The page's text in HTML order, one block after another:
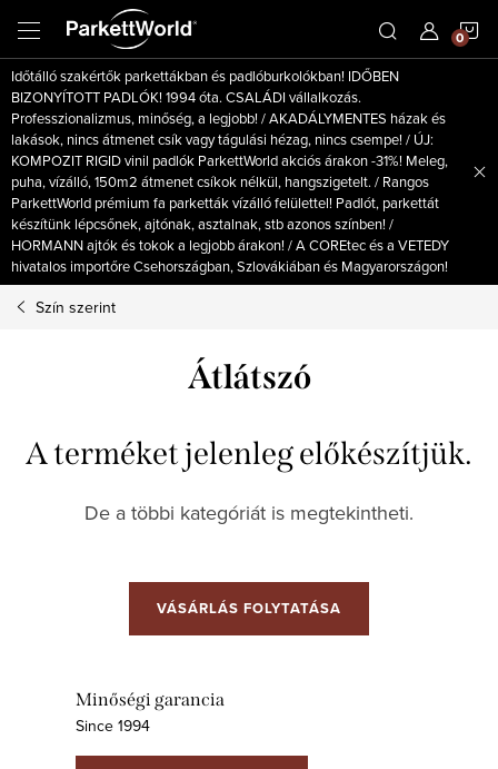
fő
tartalomhoz
Időtálló szakértők parkettákban és padlóburkolókban! IDŐBEN
BIZONYÍTOTT PADLÓK! 1994 óta. CSALÁDI vállalkozás.
Professzionalizmus, minőség, a legjobb! / AKADÁLYMENTES házak és
lakások, nincs átmenet csík vagy tágulási hézag, nincs csempe! / ÚJ:
KOMPOZIT RIGID vinil padlók ParkettWorld akciós árakon -31%! Meleg,
puha, vízálló, 150m2 átmenet csíkok nélkül, hangszigetelt. / Rangos
ParkettWorld prémium fa parketták vízálló felülettel! Padlót, parkettát
készítünk lépcsőnek, ajtónak, asztalnak, stb azonos színben! /
HORMANN ajtók és tokok a legjobb árakon! / A COREtec és a VETEDY
hivatalos importőre Csehországban, Szlovákiában és Magyarországon!
Szín szerint
Átlátszó
A terméket jelenleg előkészítjük.
De a többi kategóriát is megtekintheti.
VÁSÁRLÁS FOLYTATÁSA
Minőségi garancia
Since 1994